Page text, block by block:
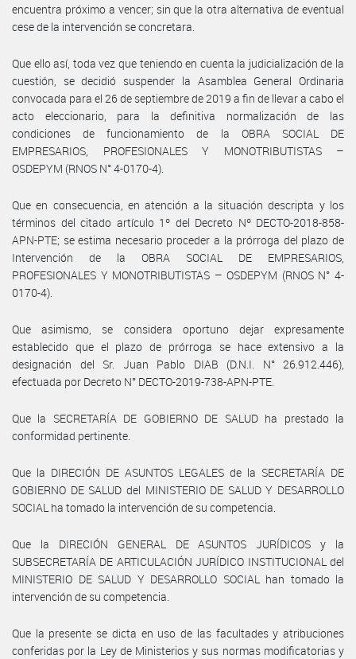
encuentra próximo a vencer; sin que la otra alternativa de eventual
cese de la intervención se concretara.
Que ello así, toda vez que teniendo en cuenta la judicialización de la
cuestión, se decidió suspender la Asamblea General Ordinaria
convocada para el 26 de septiembre de 2019 a fin de llevar a cabo el
acto eleccionario, para la definitiva normalización de las
condiciones de funcionamiento de la OBRA SOCIAL DE
EMPRESARIOS, PROFESIONALES Y MONOTRIBUTISTAS –
OSDEPYM (RNOS N° 4-0170-4).
Que en consecuencia, en atención a la situación descripta y los
términos del citado artículo 1º del Decreto Nº DECTO-2018-858-
APN-PTE; se estima necesario proceder a la prórroga del plazo de
Intervención de la OBRA SOCIAL DE EMPRESARIOS,
PROFESIONALES Y MONOTRIBUTISTAS – OSDEPYM (RNOS N° 4-
0170-4).
Que asimismo, se considera oportuno dejar expresamente
establecido que el plazo de prórroga se hace extensivo a la
designación del Sr. Juan Pablo DIAB (D.N.I. N° 26.912.446),
efectuada por Decreto N° DECTO-2019-738-APN-PTE.
Que la SECRETARÍA DE GOBIERNO DE SALUD ha prestado la
conformidad pertinente.
Que la DIRECIÓN DE ASUNTOS LEGALES de la SECRETARÍA DE
GOBIERNO DE SALUD del MINISTERIO DE SALUD Y DESARROLLO
SOCIAL ha tomado la intervención de su competencia.
Que la DIRECIÓN GENERAL DE ASUNTOS JURÍDICOS y la
SUBSECRETARÍA DE ARTICULACIÓN JURÍDICO INSTITUCIONAL del
MINISTERIO DE SALUD Y DESARROLLO SOCIAL han tomado la
intervención de su competencia.
Que la presente se dicta en uso de las facultades y atribuciones
conferidas por la Ley de Ministerios y sus normas modificatorias y